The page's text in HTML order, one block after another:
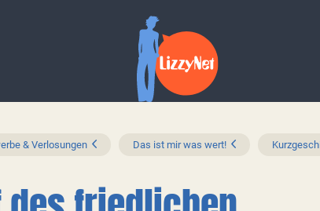
& Verlosungen Das ist mir was wert!